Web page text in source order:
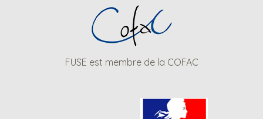
FUSE est membre de la COFAC